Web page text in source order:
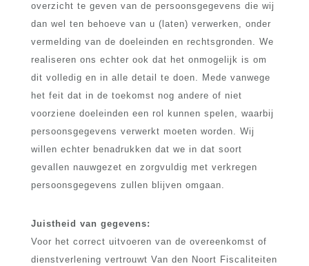
overzicht te geven van de persoonsgegevens die wij
dan wel ten behoeve van u (laten) verwerken, onder
vermelding van de doeleinden en rechtsgronden. We
realiseren ons echter ook dat het onmogelijk is om
dit volledig en in alle detail te doen. Mede vanwege
het feit dat in de toekomst nog andere of niet
voorziene doeleinden een rol kunnen spelen, waarbij
persoonsgegevens verwerkt moeten worden. Wij
willen echter benadrukken dat we in dat soort
gevallen nauwgezet en zorgvuldig met verkregen
persoonsgegevens zullen blijven omgaan.
Juistheid van gegevens:
Voor het correct uitvoeren van de overeenkomst of
dienstverlening vertrouwt Van den Noort Fiscaliteiten